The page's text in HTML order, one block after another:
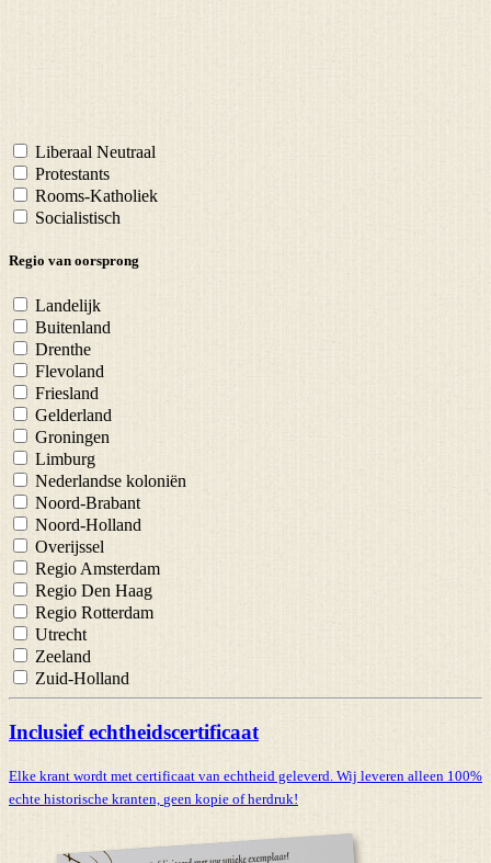
Liberaal Neutraal
Protestants
Rooms-Katholiek
Socialistisch
Regio van oorsprong
Landelijk
Buitenland
Drenthe
Flevoland
Friesland
Gelderland
Groningen
Limburg
Nederlandse koloniën
Noord-Brabant
Noord-Holland
Overijssel
Regio Amsterdam
Regio Den Haag
Regio Rotterdam
Utrecht
Zeeland
Zuid-Holland
Inclusief echtheidscertificaat
Elke krant wordt met certificaat van echtheid geleverd. Wij leveren alleen 100%
echte historische kranten, geen kopie of herdruk!